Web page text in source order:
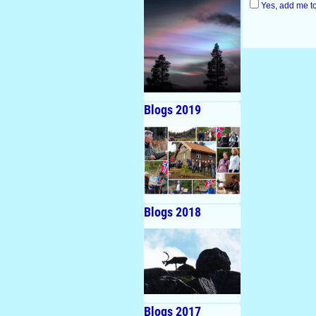
Yes, add me
Blogs 2019
Blogs 2018
Blogs 2017